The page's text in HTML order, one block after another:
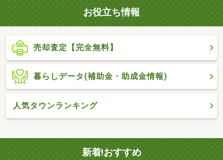
お役立ち情報
売却査定【完全無料】
暮らしデータ(補助金・助成金情報)
人気タウンランキング
新着!おすすめ